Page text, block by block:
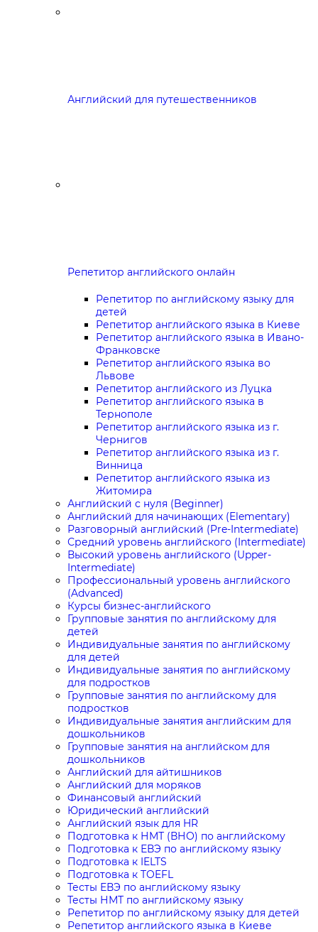
Английский для путешественников
Репетитор английского онлайн
Репетитор по английскому языку для
детей
Репетитор английского языка в Киеве
Репетитор английского языка в Ивано-
Франковске
Репетитор английского языка во
Львове
Репетитор английского из Луцка
Репетитор английского языка в
Тернополе
Репетитор английского языка из г.
Чернигов
Репетитор английского языка из г.
Винница
Репетитор английского языка из
Житомира
Английский с нуля (Beginner)
Английский для начинающих (Elementary)
Разговорный английский (Pre-Intermediate)
Средний уровень английского (Intermediate)
Высокий уровень английского (Upper-
Intermediate)
Профессиональный уровень английского
(Advanced)
Курсы бизнес-английского
Групповые занятия по английскому для
детей
Индивидуальные занятия по английскому
для детей
Индивидуальные занятия по английскому
для подростков
Групповые занятия по английскому для
подростков
Индивидуальные занятия английским для
дошкольников
Групповые занятия на английском для
дошкольников
Английский для айтишников
Английский для моряков
Финансовый английский
Юридический английский
Английский язык для HR
Подготовка к НМТ (ВНО) по английскому
Подготовка к ЕВЭ по английскому языку
Подготовка к IELTS
Подготовка к TOEFL
Тесты ЕВЭ по английскому языку
Тесты НМТ по английскому языку
Репетитор по английскому языку для детей
Репетитор английского языка в Киеве